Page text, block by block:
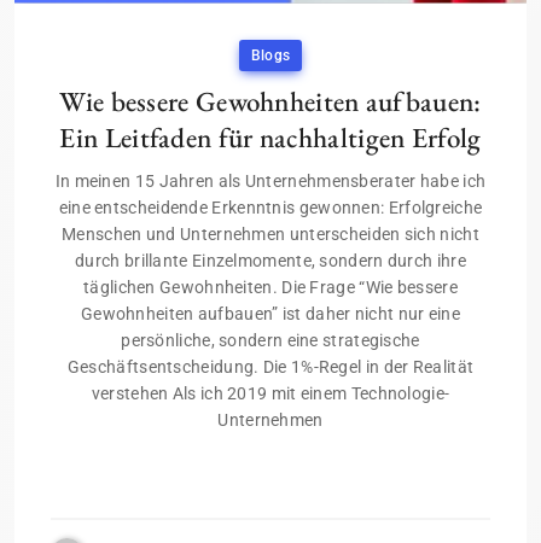
Blogs
Wie bessere Gewohnheiten aufbauen:
Ein Leitfaden für nachhaltigen Erfolg
In meinen 15 Jahren als Unternehmensberater habe ich
eine entscheidende Erkenntnis gewonnen: Erfolgreiche
Menschen und Unternehmen unterscheiden sich nicht
durch brillante Einzelmomente, sondern durch ihre
täglichen Gewohnheiten. Die Frage “Wie bessere
Gewohnheiten aufbauen” ist daher nicht nur eine
persönliche, sondern eine strategische
Geschäftsentscheidung. Die 1%-Regel in der Realität
verstehen Als ich 2019 mit einem Technologie-
Unternehmen